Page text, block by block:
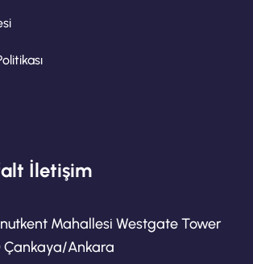
İletişim
Mahallesi Westgate Tower
Çankaya/Ankara